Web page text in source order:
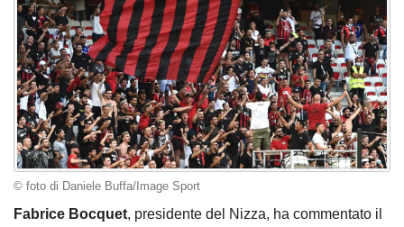
© foto di Daniele Buffa/Image Sport
Fabrice Bocquet, presidente del Nizza, ha commentato il